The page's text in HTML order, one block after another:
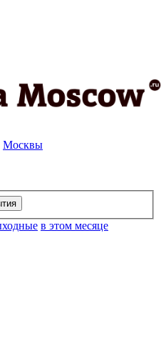
Москвы
в этом месяце